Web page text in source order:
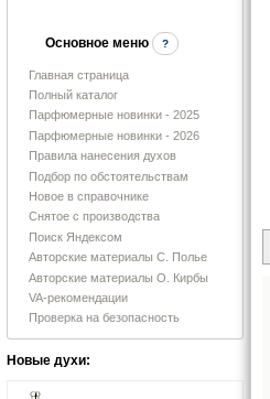
Основное меню ?
Главная страница
Полный каталог
Парфюмерные новинки - 2025
Парфюмерные новинки - 2026
Правила нанесения духов
Подбор по обстоятельствам
Новое в справочнике
Снятое с производства
Поиск Яндексом
Авторские материалы С. Полье
Авторские материалы О. Кирбы
VA-рекомендации
Проверка на безопасность
Новые духи: